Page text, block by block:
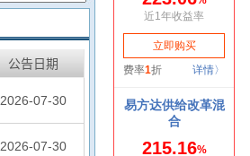
公告日期
2026-07-30
2026-07-30